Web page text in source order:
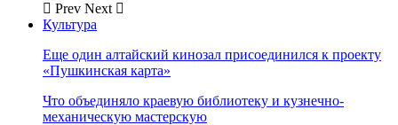
Prev Next
Культура
Еще один алтайский кинозал присоединился к проекту
«Пушкинская карта»
Что объединяло краевую библиотеку и кузнечно-
механическую мастерскую